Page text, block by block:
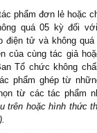
phẩm đơn lẻ hoặc
quá 05 kỳ đối
điện tử và không
của cùng tác giả
Tổ chức không
phẩm ghép từ
từ các tác phẩm
trên hoặc hình thức